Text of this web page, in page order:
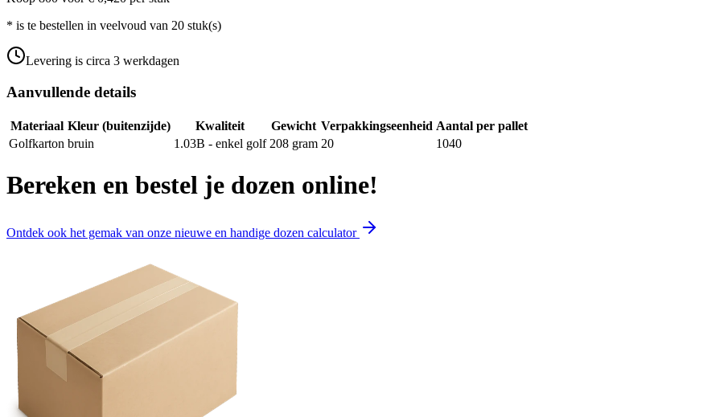
* is te bestellen in veelvoud van 20 stuk(s)
Levering is circa 3 werkdagen
Aanvullende details
Materiaal Kleur (buitenzijde) Kwaliteit Gewicht Verpakkingseenheid Aantal per pallet
Golfkarton bruin 1.03B - enkel golf 208 gram 20 1040
Bereken en bestel je dozen online!
Ontdek ook het gemak van onze nieuwe en handige dozen calculator